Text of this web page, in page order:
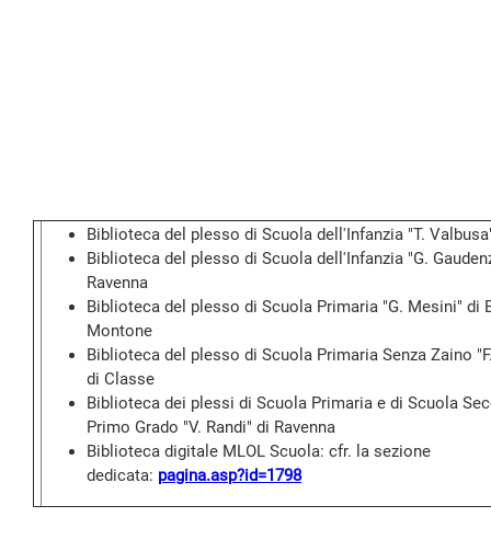
Biblioteca del plesso di Scuola dell'Infanzia "T.
Biblioteca del plesso di Scuola dell'Infanzia "G.
Ravenna
Biblioteca del plesso di Scuola Primaria "G. Mesini" di
Montone
Biblioteca del plesso di Scuola Primaria Senza Zaino
di Classe
Biblioteca dei plessi di Scuola Primaria e di Scuola
Primo Grado "V. Randi" di Ravenna
Biblioteca digitale MLOL Scuola: cfr. la sezione
dedicata: pagina.asp?id=1798